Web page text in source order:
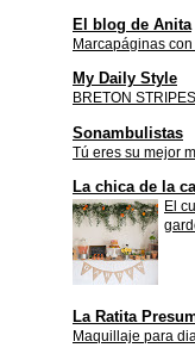
El blog de Anita
Marcapáginas
My Daily Style
BRETON STRIPES
Sonambulistas
Tú eres su mejor
La chica de la
El
La Ratita
Maquillaje para